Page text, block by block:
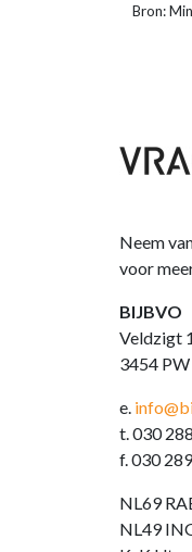
Bron:
Neem
voor
BIJBVO
Veldzigt
3454
e.
t. 030
f. 030
NL69
NL49